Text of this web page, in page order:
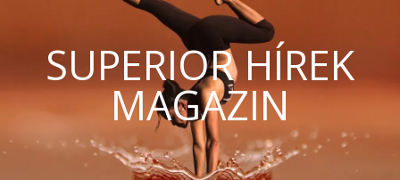
SUPERIOR HÍREK
MAGAZIN